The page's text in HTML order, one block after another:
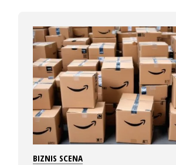
BIZNIS SCENA